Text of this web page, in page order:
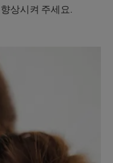
상시켜 주세요.